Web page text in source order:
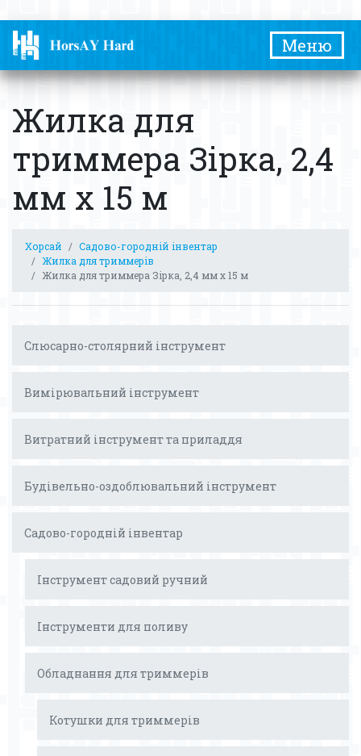
Меню
Жилка для
триммера Зірка, 2,4
мм х 15 м
Хорсай
Садово-городній інвентар
Жилка для триммерів
Жилка для триммера Зірка, 2,4 мм х 15 м
Слюсарно-столярний інструмент
Вимірювальний інструмент
Витратний інструмент та приладдя
Будівельно-оздоблювальний інструмент
Садово-городній інвентар
Інструмент садовий ручний
Інструменти для поливу
Обладнання для триммерів
Котушки для триммерів